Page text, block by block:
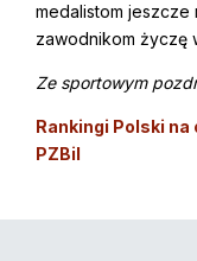
medalistom jeszcze
zawodnikom życzę
Ze sportowym
Rankingi Polski
PZBil